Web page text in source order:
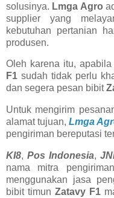
solusinya. Lmga Agro
supplier yang
kebutuhan pertanian
produsen.
Oleh karena itu,
F1 sudah tidak perlu
dan segera pesan bibit
Untuk mengirim
alamat tujuan, Lmga
pengiriman bereputasi
KI8, Pos Indonesia,
nama mitra
menggunakan jasa
bibit timun Zatavy F1